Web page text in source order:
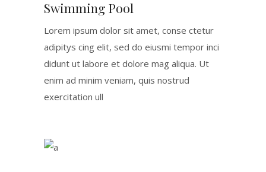
Swimming Pool
Lorem ipsum dolor sit amet, conse ctetur
adipitys cing elit, sed do eiusmi tempor inci
didunt ut labore et dolore mag aliqua. Ut
enim ad minim veniam, quis nostrud
exercitation ull